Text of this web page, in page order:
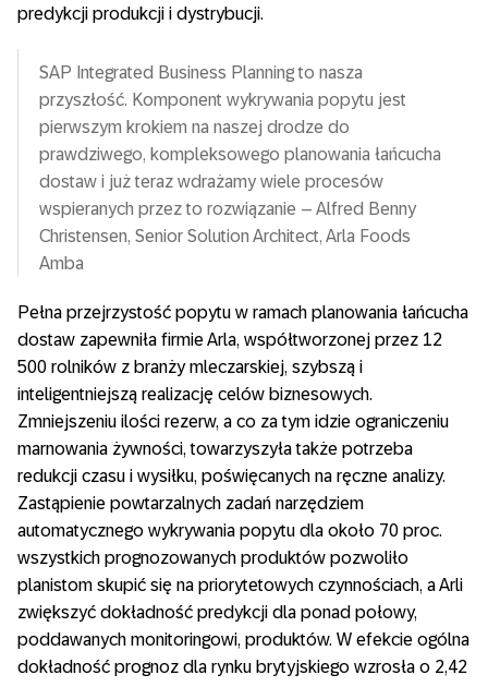
predykcji produkcji i dystrybucji.
SAP Integrated Business Planning to nasza
przyszłość. Komponent wykrywania popytu jest
pierwszym krokiem na naszej drodze do
prawdziwego, kompleksowego planowania łańcucha
dostaw i już teraz wdrażamy wiele procesów
wspieranych przez to rozwiązanie – Alfred Benny
Christensen, Senior Solution Architect, Arla Foods
Amba
Pełna przejrzystość popytu w ramach planowania łańcucha
dostaw zapewniła firmie Arla, współtworzonej przez 12
500 rolników z branży mleczarskiej, szybszą i
inteligentniejszą realizację celów biznesowych.
Zmniejszeniu ilości rezerw, a co za tym idzie ograniczeniu
marnowania żywności, towarzyszyła także potrzeba
redukcji czasu i wysiłku, poświęcanych na ręczne analizy.
Zastąpienie powtarzalnych zadań narzędziem
automatycznego wykrywania popytu dla około 70 proc.
wszystkich prognozowanych produktów pozwoliło
planistom skupić się na priorytetowych czynnościach, a Arli
zwiększyć dokładność predykcji dla ponad połowy,
poddawanych monitoringowi, produktów. W efekcie ogólna
dokładność prognoz dla rynku brytyjskiego wzrosła o 2,42